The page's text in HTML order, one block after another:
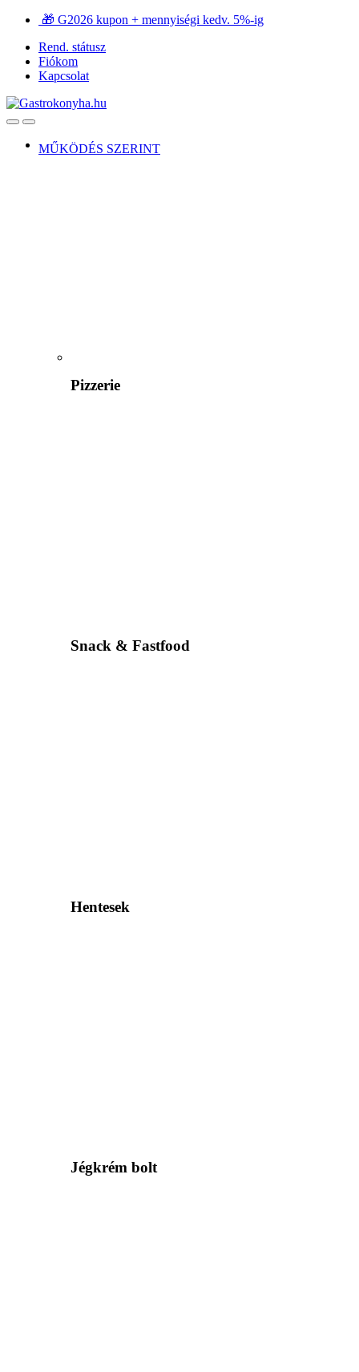
Ugrás
navigációhoz
Ugrás
tartalomra
🎁 G2026 kupon + mennyiségi kedv. 5%-ig
Rend. státusz
Fiókom
Kapcsolat
OpenClose
MŰKÖDÉS SZERINT
Pizzerie
Snack & Fastfood
Hentesek
Jégkrém bolt